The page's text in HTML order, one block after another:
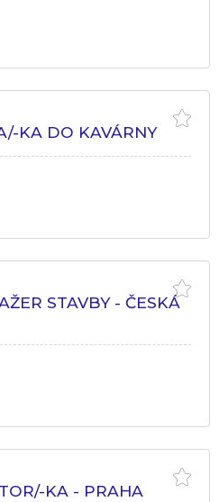
KA DO KAVÁRNY
STAVBY - ČESKÁ
KA - PRAHA